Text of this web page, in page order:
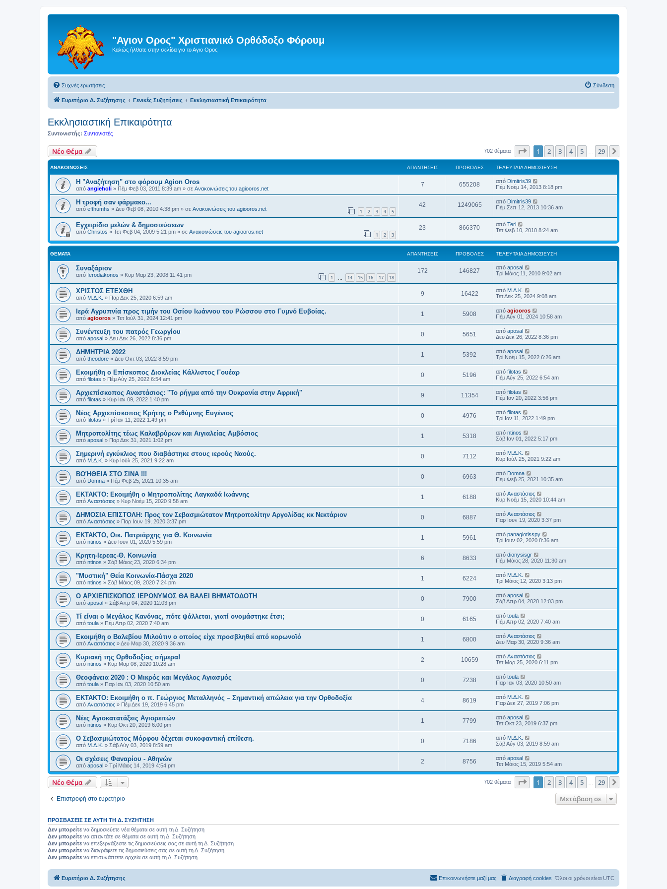
"Αγιον Ορος" Χριστιανικό Ορθόδοξο Φόρουμ
Καλώς ήλθατε στην σελίδα για το Αγιο Ορος
Συχνές ερωτήσεις Σύνδεση
Ευρετήριο Δ. Συζήτησης Γενικές Συζητήσεις Εκκλησιαστική Επικαιρότητα
Εκκλησιαστική Επικαιρότητα
Συντονιστής: Συντονιστές
Νέο Θέμα 702 θέματα Σελίδα1 από 29
1 2 3 4 5 29
ΑΝΑΚΟΙΝΏΣΕΙΣ ΑΠΑΝΤΉΣΕΙΣ ΠΡΟΒΟΛΈΣ ΤΕΛΕΥΤΑΊΑ ΔΗΜΟΣΊΕΥΣΗ
Η "Αναζήτηση" στο φόρουμ Agion Oros
από angieholi » Πέμ Φεβ 03, 2011 8:39 am » σε Ανακοινώσεις του agiooros.net
7 655208 από Dimitris39
Πέμ Νοέμ 14, 2013 8:18 pm
H τροφή σαν φάρμακο...
από efthumhs » Δευ Φεβ 08, 2010 4:38 pm » σε Ανακοινώσεις του agiooros.net 1 2 3 4 5
42 1249065 από Dimitris39
Πέμ Σεπ 12, 2013 10:36 am
Εγχειρίδιο μελών & δημοσιεύσεων
από Christos » Τετ Φεβ 04, 2009 5:21 pm » σε Ανακοινώσεις του agiooros.net 1 2 3
23 866370 από Teri
Τετ Φεβ 10, 2010 8:24 am
ΘΈΜΑΤΑ ΑΠΑΝΤΉΣΕΙΣ ΠΡΟΒΟΛΈΣ ΤΕΛΕΥΤΑΊΑ ΔΗΜΟΣΊΕΥΣΗ
Συναξάριον
από Ierodiakonos » Κυρ Μαρ 23, 2008 11:41 pm 1 14 15 16 17 18
172 146827 από aposal
Τρί Μάιος 11, 2010 9:02 am
ΧΡΙΣΤΟΣ ΕΤΕΧΘΗ
από Μ.Δ.Κ. » Παρ Δεκ 25, 2020 6:59 am
9 16422 από Μ.Δ.Κ.
Τετ Δεκ 25, 2024 9:08 am
Ιερά Αγρυπνία προς τιμήν του Οσίου Ιωάννου του Ρώσσου στο Γυμνό Ευβοίας.
από agiooros » Τετ Ιούλ 31, 2024 12:41 pm
1 5908 από agiooros
Πέμ Αύγ 01, 2024 10:58 am
Συνέντευξη του πατρός Γεωργίου
από aposal » Δευ Δεκ 26, 2022 8:36 pm
0 5651 από aposal
Δευ Δεκ 26, 2022 8:36 pm
ΔΗΜΗΤΡΙΑ 2022
από theodore » Δευ Οκτ 03, 2022 8:59 pm
1 5392 από aposal
Τρί Νοέμ 15, 2022 6:26 am
Εκοιμήθη ο Επίσκοπος Διοκλείας Κάλλιστος Γουέαρ
από filotas » Πέμ Αύγ 25, 2022 6:54 am
0 5196 από filotas
Πέμ Αύγ 25, 2022 6:54 am
Αρχιεπίσκοπος Αναστάσιος: ''Το ρήγμα από την Ουκρανία στην Αφρική''
από filotas » Κυρ Ιαν 09, 2022 1:40 pm
9 11354 από filotas
Πέμ Ιαν 20, 2022 3:56 pm
Νέος Αρχιεπίσκοπος Κρήτης ο Ρεθύμνης Ευγένιος
από filotas » Τρί Ιαν 11, 2022 1:49 pm
0 4976 από filotas
Τρί Ιαν 11, 2022 1:49 pm
Μητροπολίτης τέως Καλαβρύρων και Αιγιαλείας Αμβόσιος
από aposal » Παρ Δεκ 31, 2021 1:02 pm
1 5318 από ntinos
Σάβ Ιαν 01, 2022 5:17 pm
Σημερινή εγκύκλιος που διαβάστηκε στους ιερούς Ναούς.
από Μ.Δ.Κ. » Κυρ Ιούλ 25, 2021 9:22 am
0 7112 από Μ.Δ.Κ.
Κυρ Ιούλ 25, 2021 9:22 am
ΒΟΉΘΕΙΑ ΣΤΟ ΣΙΝΑ !!!
από Domna » Πέμ Φεβ 25, 2021 10:35 am
0 6963 από Domna
Πέμ Φεβ 25, 2021 10:35 am
ΕΚΤΑΚΤΟ: Εκοιμήθη ο Μητροπολίτης Λαγκαδά Ιωάννης
από Αναστάσιος » Κυρ Νοέμ 15, 2020 9:58 am
1 6188 από Αναστάσιος
Κυρ Νοέμ 15, 2020 10:44 am
ΔΗΜΟΣΙΑ ΕΠΙΣΤΟΛΗ: Προς τον Σεβασμιώτατον Μητροπολίτην Αργολίδας κκ Νεκτάριον
από Αναστάσιος » Παρ Ιουν 19, 2020 3:37 pm
0 6887 από Αναστάσιος
Παρ Ιουν 19, 2020 3:37 pm
ΕΚΤΑΚΤΟ, Οικ. Πατριάρχης για Θ. Κοινωνία
από ntinos » Δευ Ιουν 01, 2020 5:59 pm
1 5961 από panagiotisspy
Τρί Ιουν 02, 2020 8:36 am
Κρητη-Ιερεας-Θ. Κοινωνία
από ntinos » Σάβ Μάιος 23, 2020 6:34 pm
6 8633 από dionysisgr
Πέμ Μάιος 28, 2020 11:30 am
"Μυστική" Θεία Κοινωνία-Πάσχα 2020
από ntinos » Σάβ Μάιος 09, 2020 7:24 pm
1 6224 από Μ.Δ.Κ.
Τρί Μάιος 12, 2020 3:13 pm
Ο ΑΡΧΙΕΠΙΣΚΟΠΟΣ ΙΕΡΩΝΥΜΟΣ ΘΑ ΒΑΛΕΙ ΒΗΜΑΤΟΔΟΤΗ
από aposal » Σάβ Απρ 04, 2020 12:03 pm
0 7900 από aposal
Σάβ Απρ 04, 2020 12:03 pm
Τί είναι ο Μεγάλος Κανόνας, πότε ψάλλεται, γιατί ονομάστηκε έτσι;
από toula » Πέμ Απρ 02, 2020 7:40 am
0 6165 από toula
Πέμ Απρ 02, 2020 7:40 am
Εκοιμήθη ο Βαλεβίου Μιλούτιν ο οποίος είχε προσβληθεί από κορωνοϊό
από Αναστάσιος »Δευ Μαρ 30, 2020 9:36 am
1 6800 από Αναστάσιος
Δευ Μαρ 30, 2020 9:36 am
Κυριακή της Ορθοδοξίας σήμερα!
από ntinos » Κυρ Μαρ 08, 2020 10:28 am
2 10659 από Αναστάσιος
Τετ Μαρ 25, 2020 6:11 pm
Θεοφάνεια 2020 : Ο Μικρός και Μεγάλος Αγιασμός
από toula » Παρ Ιαν 03, 2020 10:50 am
0 7238 από toula
Παρ Ιαν 03, 2020 10:50 am
ΕΚΤΑΚΤΟ: Εκοιμήθη ο π. Γεώργιος Μεταλληνός – Σημαντική απώλεια για την Ορθοδοξία
από Αναστάσιος » Πέμ Δεκ 19, 2019 6:45 pm
4 8619 από Μ.Δ.Κ.
Παρ Δεκ 27, 2019 7:06 pm
Νέες Αγιοκατατάξεις Αγιορειτών
από ntinos » Κυρ Οκτ 20, 2019 6:00 pm
1 7799 από aposal
Τετ Οκτ 23, 2019 6:37 pm
O Σεβασμιώτατος Μόρφου δέχεται συκοφαντική επίθεση.
από Μ.Δ.Κ. » Σάβ Αύγ 03, 2019 8:59 am
0 7186 από Μ.Δ.Κ.
Σάβ Αύγ 03, 2019 8:59 am
Οι σχέσεις Φαναρίου - Αθηνών
από aposal » Τρί Μάιος 14, 2019 4:54 pm
2 8756 από aposal
Τετ Μάιος 15, 2019 5:54 am
Νέο Θέμα 702 θέματα Σελίδα1 από 29
1 2 3 4 5 … 29
Επιστροφή στο ευρετήριο Μετάβαση σε
ΠΡΟΣΒΆΣΕΙΣ ΣΕ ΑΥΤΉ ΤΗ Δ. ΣΥΖΉΤΗΣΗ
Δεν μπορείτε να δημοσιεύετε νέα θέματα σε αυτή τη Δ. Συζήτηση
Δεν μπορείτε να απαντάτε σε θέματα σε αυτή τη Δ. Συζήτηση
Δεν μπορείτε να επεξεργάζεστε τις δημοσιεύσεις σας σε αυτή τη Δ. Συζήτηση
Δεν μπορείτε να διαγράφετε τις δημοσιεύσεις σας σε αυτή τη Δ. Συζήτηση
Δεν μπορείτε να επισυνάπτετε αρχεία σε αυτή τη Δ. Συζήτηση
Ευρετήριο Δ. Συζήτησης Όλοι οι χρόνοι είναι UTC
Διαγραφή cookies
Επικοινωνήστε μαζί μας